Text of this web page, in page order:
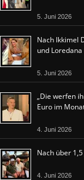
5. Juni 2026
Nach Ikkimel
und Loredana
5. Juni 2026
„Die werfen
Euro im
4. Juni 2026
Nach über
4. Juni 2026